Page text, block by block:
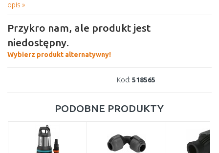
opis »
Przykro nam, ale produkt jest
niedostępny.
Wybierz produkt alternatywny!
Kod: 518565
PODOBNE PRODUKTY